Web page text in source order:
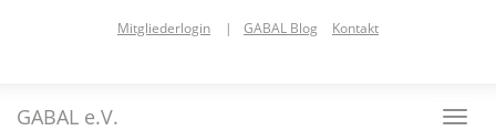
Mitgliederlogin | GABAL Blog Kontakt
GABAL e.V.